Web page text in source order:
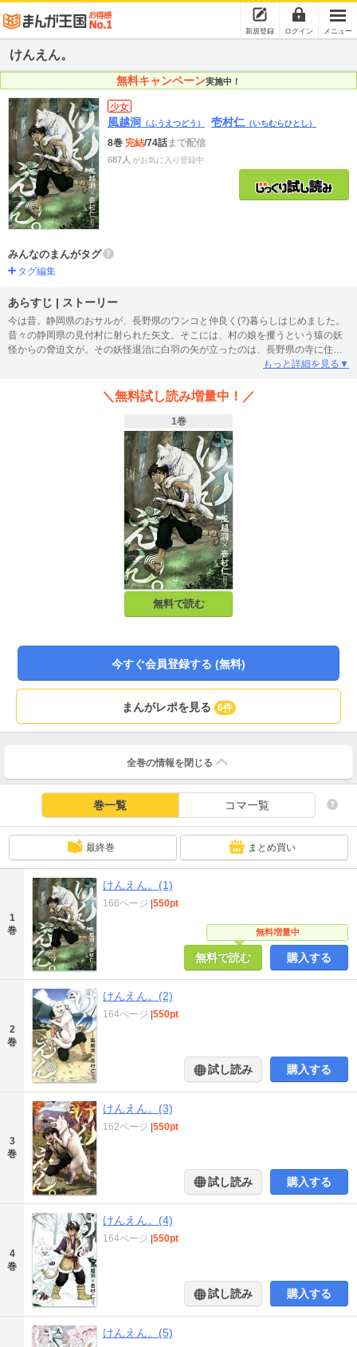
新規登録 ログイン メニュー
けんえん。
無料キャンペーン実施中！
少女
風越洞 （ふうえつどう） 壱村仁 （いちむらひとし）
8巻 完結/74話まで配信
687人 がお気に入り登録中
みんなのまんがタグ
タグ編集
あらすじ | ストーリー
今は昔。静岡県のおサルが、長野県のワンコと仲良く(?)暮らしはじめました。
昔々の静岡県の見付村に射られた矢文。そこには、村の娘を攫うという猿の妖
怪からの脅迫文が。その妖怪退治に白羽の矢が立ったのは、長野県の寺に住ん
でいた疾風(ハヤテ)という霊犬で…。犬猿いきがかりコンビが織りなす和ファン
もっと詳細を見る▼
＼無料試し読み増量中！／
1巻
無料で読む
今すぐ会員登録する (無料)
まんがレポを見る 6件
全巻の情報を 閉じる
巻一覧 コマ一覧
最終巻 まとめ買い
1
巻
けんえん。(1)
無料増量中
166ページ |550pt
無料で読む 購入する
2
巻
けんえん。(2)
164ページ |550pt
試し読み 購入する
3
巻
けんえん。(3)
162ページ |550pt
試し読み 購入する
4
巻
けんえん。(4)
164ページ |550pt
試し読み 購入する
けんえん。(5)